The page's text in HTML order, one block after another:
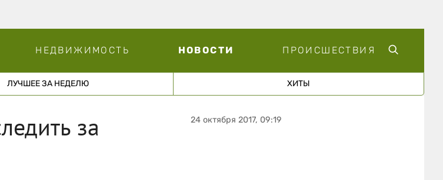
НЕДВИЖИМОСТЬ НОВОСТИ ПРОИСШЕСТВИЯ
ЛУЧШЕЕ ЗА НЕДЕЛЮ ХИТЫ
за
24 октября 2017, 09:19